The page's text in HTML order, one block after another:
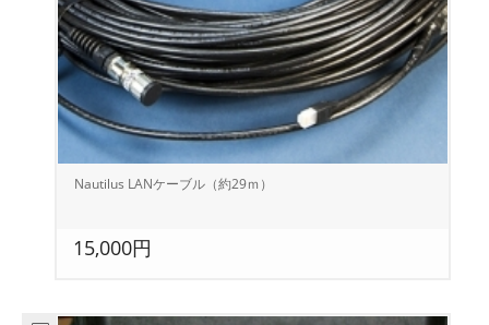
Nautilus LANケーブル（約29ｍ）
15,000円